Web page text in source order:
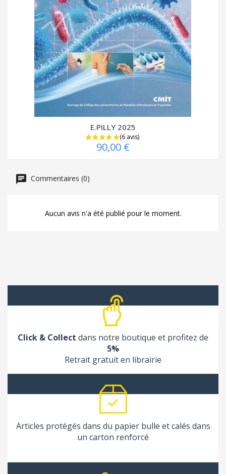
E.PILLY 2025
90,00 €
Commentaires (0)
Aucun avis n'a été publié pour le moment.
Click & Collect dans notre boutique et profitez de
5%
Retrait gratuit en librairie
Articles protégés dans du papier bulle et calés dans
un carton renforcé